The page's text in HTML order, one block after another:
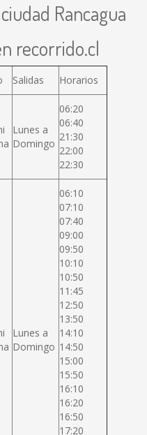
Rancagua
recorrido.cl
Salidas Horarios
Lunes a
Domingo
06:20
06:40
21:30
22:00
22:30
Lunes a
Domingo
06:10
07:10
07:40
09:00
09:50
10:10
10:50
11:45
12:50
13:50
14:10
14:50
15:00
15:50
16:10
16:20
16:50
17:20